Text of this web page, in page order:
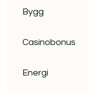
Bygg
Casinobonus
Energi